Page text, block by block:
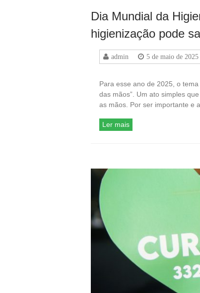
Dia Mundial da
higienização pode
admin 5 de maio de 2025
Para esse ano de 2025, o
das mãos”. Um ato simples
as mãos. Por ser importante e
Ler mais